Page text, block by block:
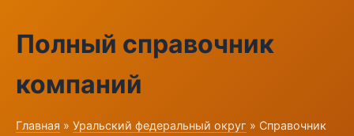
Полный справочник
компаний
Главная » Уральский федеральный округ » Справочник